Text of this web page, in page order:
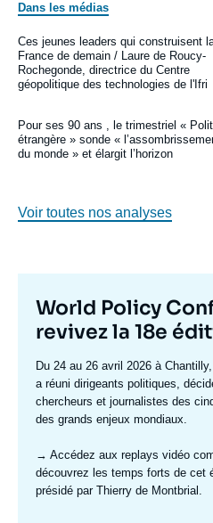
Dans les médias
Ces jeunes leaders qui construisent
France de demain / Laure de Roucy-
Rochegonde, directrice du Centre
géopolitique des technologies de l'Ifri
Pour ses 90 ans , le trimestriel «
étrangère » sonde «
du monde » et élargit l’horizon
Voir toutes nos analyses
Titre
mis
en
avant
World Policy
revivez la 18e
Texte
accroche
Du 24 au 26 avril 2026 à
a réuni dirigeants politiques,
chercheurs et journalistes des
des grands enjeux mondiaux.
→ Accédez aux replays vidéo
découvrez les temps forts de cet
présidé par Thierry de Montbrial.